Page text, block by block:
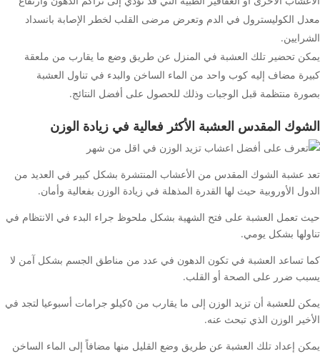
معدل الكوليسترول في الدم وتعرض مرضى القلب لخطر الإصابة بانسداد
الشرايين.
يمكن تحضير تلك العشبة في المنزل عن طريق وضع ما يقارب من ملعقة
كبيرة مضاف إليه كوب واحد من الماء الساخن والبدء في تناول العشبة
بصورة منتظمة قبل الوجبات وذلك للحصول على أفضل النتائج.
الشوك المقدس العشبة الأكثر فعالية في زيادة الوزن
تعد عشبة الشوك المقدس من الأعشاب المنتشرة بشكل كبير في العديد من
الدول الأوروبية حيث لها القدرة المذهلة في زيادة الوزن بفعالية وأمان.
حيث تعمل العشبة على فتح الشهية بشكل ملحوظ جراء البدء في الانتظام في
تناولها بشكل يومي.
كما تساعد العشبة في تكون الدهون في عدد من مناطق الجسم بشكل آمن لا
يسبب ضرر على الصحة أو القلب.
يمكن للعشبة أن تزيد الوزن إلى ما يقارب من ٥كيلو جرامات أسبوعيا لتجد في
الأخير الوزن الذي تبحث عنه.
يمكن إعداد تلك العشبة عن طريق وضع القليل منها مضافاً إلى الماء الساخن